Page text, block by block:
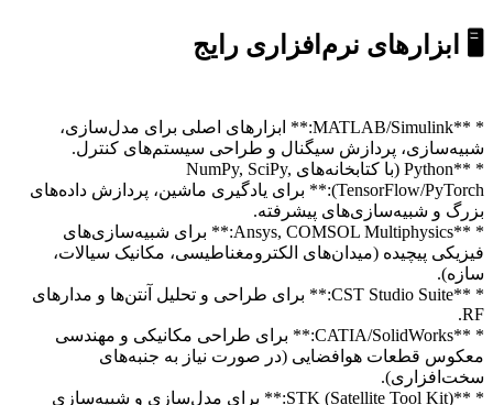
🖥️ ابزارهای نرم‌افزاری رایج
* **MATLAB/Simulink:** ابزارهای اصلی برای مدل‌سازی،
شبیه‌سازی، پردازش سیگنال و طراحی سیستم‌های کنترل.
* **Python (با کتابخانه‌های NumPy, SciPy,
TensorFlow/PyTorch):** برای یادگیری ماشین، پردازش داده‌های
بزرگ و شبیه‌سازی‌های پیشرفته.
* **Ansys, COMSOL Multiphysics:** برای شبیه‌سازی‌های
فیزیکی پیچیده (میدان‌های الکترومغناطیسی، مکانیک سیالات،
سازه).
* **CST Studio Suite:** برای طراحی و تحلیل آنتن‌ها و مدارهای
RF.
* **CATIA/SolidWorks:** برای طراحی مکانیکی و مهندسی
معکوس قطعات هوافضایی (در صورت نیاز به جنبه‌های
سخت‌افزاری).
* **STK (Satellite Tool Kit):** برای مدل‌سازی و شبیه‌سازی